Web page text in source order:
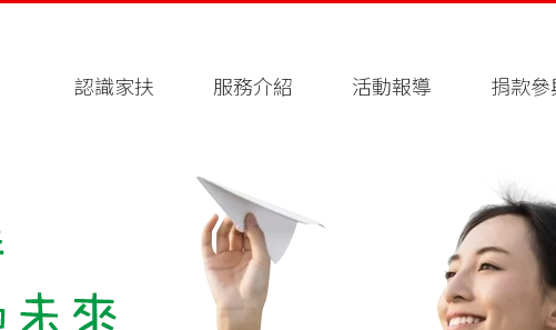
認識家扶 服務介紹 活動報導 捐款參